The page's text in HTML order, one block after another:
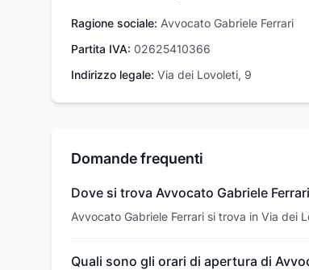
Ragione sociale: Avvocato Gabriele Ferrari
Partita IVA: 02625410366
Indirizzo legale: Via dei Lovoleti, 9
Domande frequenti
Dove si trova Avvocato Gabriele
Avvocato Gabriele Ferrari si trova in Via dei
Quali sono gli orari di apertura di